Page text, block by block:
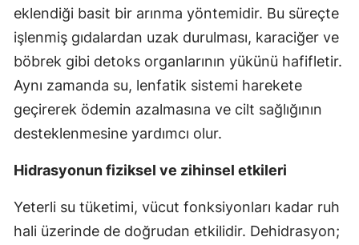
eklendiği basit bir arınma yöntemidir. Bu süreçte
işlenmiş gıdalardan uzak durulması, karaciğer ve
böbrek gibi detoks organlarının yükünü hafifletir.
Aynı zamanda su, lenfatik sistemi harekete
geçirerek ödemin azalmasına ve cilt sağlığının
desteklenmesine yardımcı olur.
Hidrasyonun fiziksel ve zihinsel etkileri
Yeterli su tüketimi, vücut fonksiyonları kadar ruh
hali üzerinde de doğrudan etkilidir. Dehidrasyon;